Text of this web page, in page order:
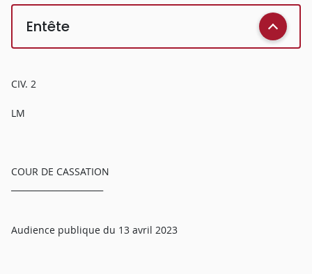
Entête
CIV. 2
LM
COUR DE CASSATION
Audience publique du 13 avril 2023